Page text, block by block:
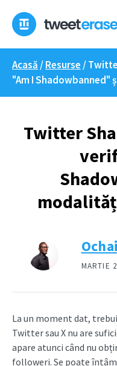
conținut
Acasă /Resurse /
"Am I Shadowbanned"
Twitter
MARTIE
La un moment dat,
Twitter sau X nu are
apare atunci când nu
followeri. Se poate